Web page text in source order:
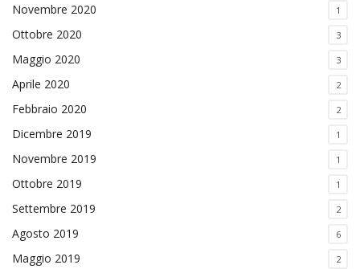
Novembre 2020 1
Ottobre 2020 3
Maggio 2020 3
Aprile 2020 2
Febbraio 2020 2
Dicembre 2019 1
Novembre 2019 1
Ottobre 2019 1
Settembre 2019 2
Agosto 2019 6
Maggio 2019 2